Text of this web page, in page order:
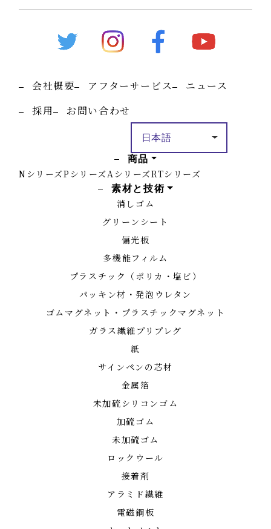
会社概要 アフターサービス
ニュース
採用
お問い合わせ
商品
NシリーズPシリーズAシリーズRTシリーズ
素材と技術
消しゴム
グリーンシート
偏光板
多機能フィルム
プラスチック（ポリカ・塩ビ）
パッキン材・発泡ウレタン
ゴムマグネット・プラスチックマグネット
ガラス繊維プリプレグ
紙
サインペンの芯材
金属箔
未加硫シリコンゴム
加硫ゴム
未加硫ゴム
ロックウール
接着剤
アラミド繊維
電磁鋼板